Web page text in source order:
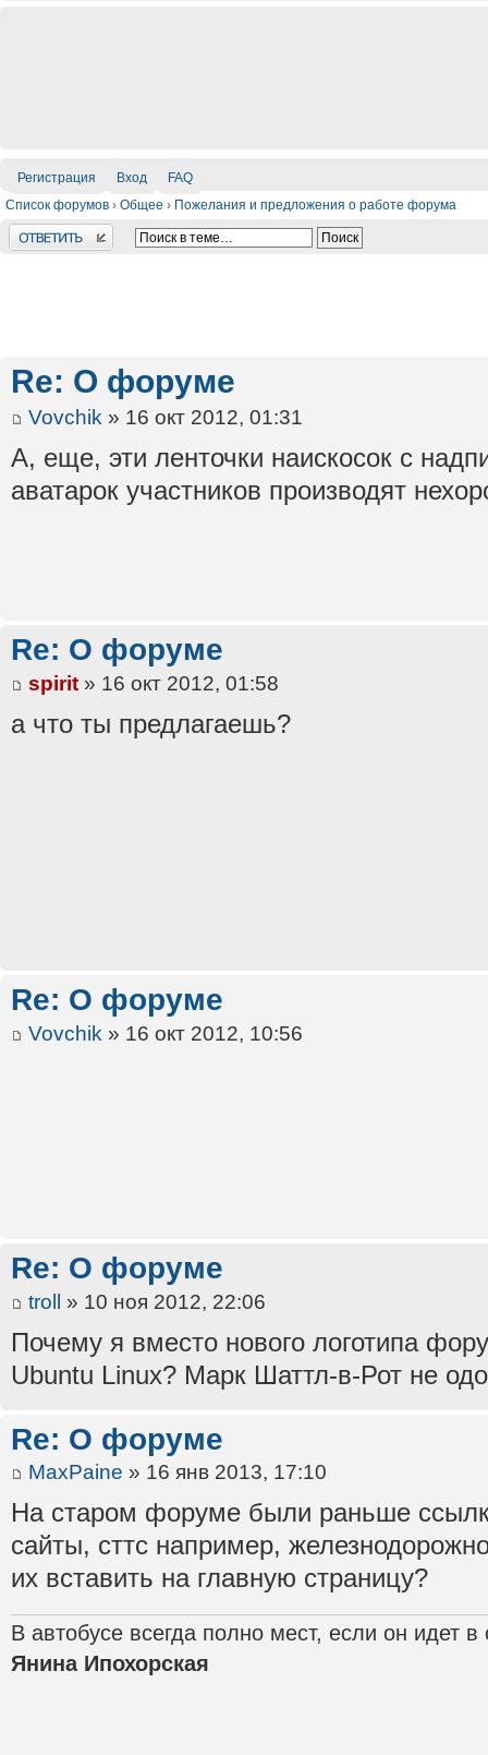
Регистрация Вход
FAQ
Список форумов › Общее › Пожелания и предложения о работе форума
Ответить
Re: О форуме
Vovchik » 16 окт 2012, 01:31
А, еще, эти ленточки наискосок с
аватарок участников производят
Re: О форуме
spirit » 16 окт 2012, 01:58
а что ты предлагаешь?
Re: О форуме
Vovchik » 16 окт 2012, 10:56
Re: О форуме
troll » 10 ноя 2012, 22:06
Почему я вместо нового логотипа
Ubuntu Linux? Марк Шаттл-в-Рот не
Re: О форуме
MaxPaine » 16 янв 2013, 17:10
На старом форуме были раньше
сайты, сттс например,
их вставить на главную страницу?
В автобусе всегда полно мест, если он идет в
Янина Ипохорская